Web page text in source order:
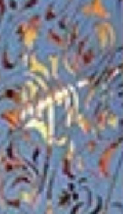
Descreva aqui seu
iremos avaliar e
Aceito receber